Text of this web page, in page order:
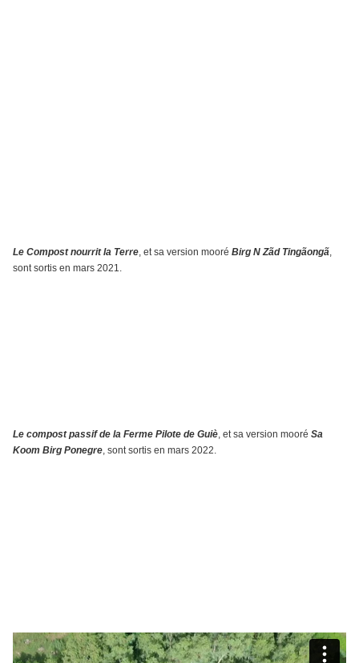
Le Compost nourrit la Terre, et sa version mooré Birg N Zãd Tingãongã,
sont sortis en mars 2021.
Le compost passif de la Ferme Pilote de Guiè, et sa version mooré Sa
Koom Birg Ponegre, sont sortis en mars 2022.